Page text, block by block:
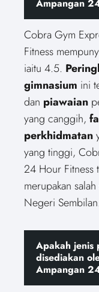
Ampangan
Cobra Gym
Fitness
iaitu 4.5.
gimnasium ini
dan piawaian
yang canggih,
perkhidmatan
yang tinggi,
24 Hour Fitness
merupakan salah
Negeri
Apakah jenis
disediakan
Ampangan